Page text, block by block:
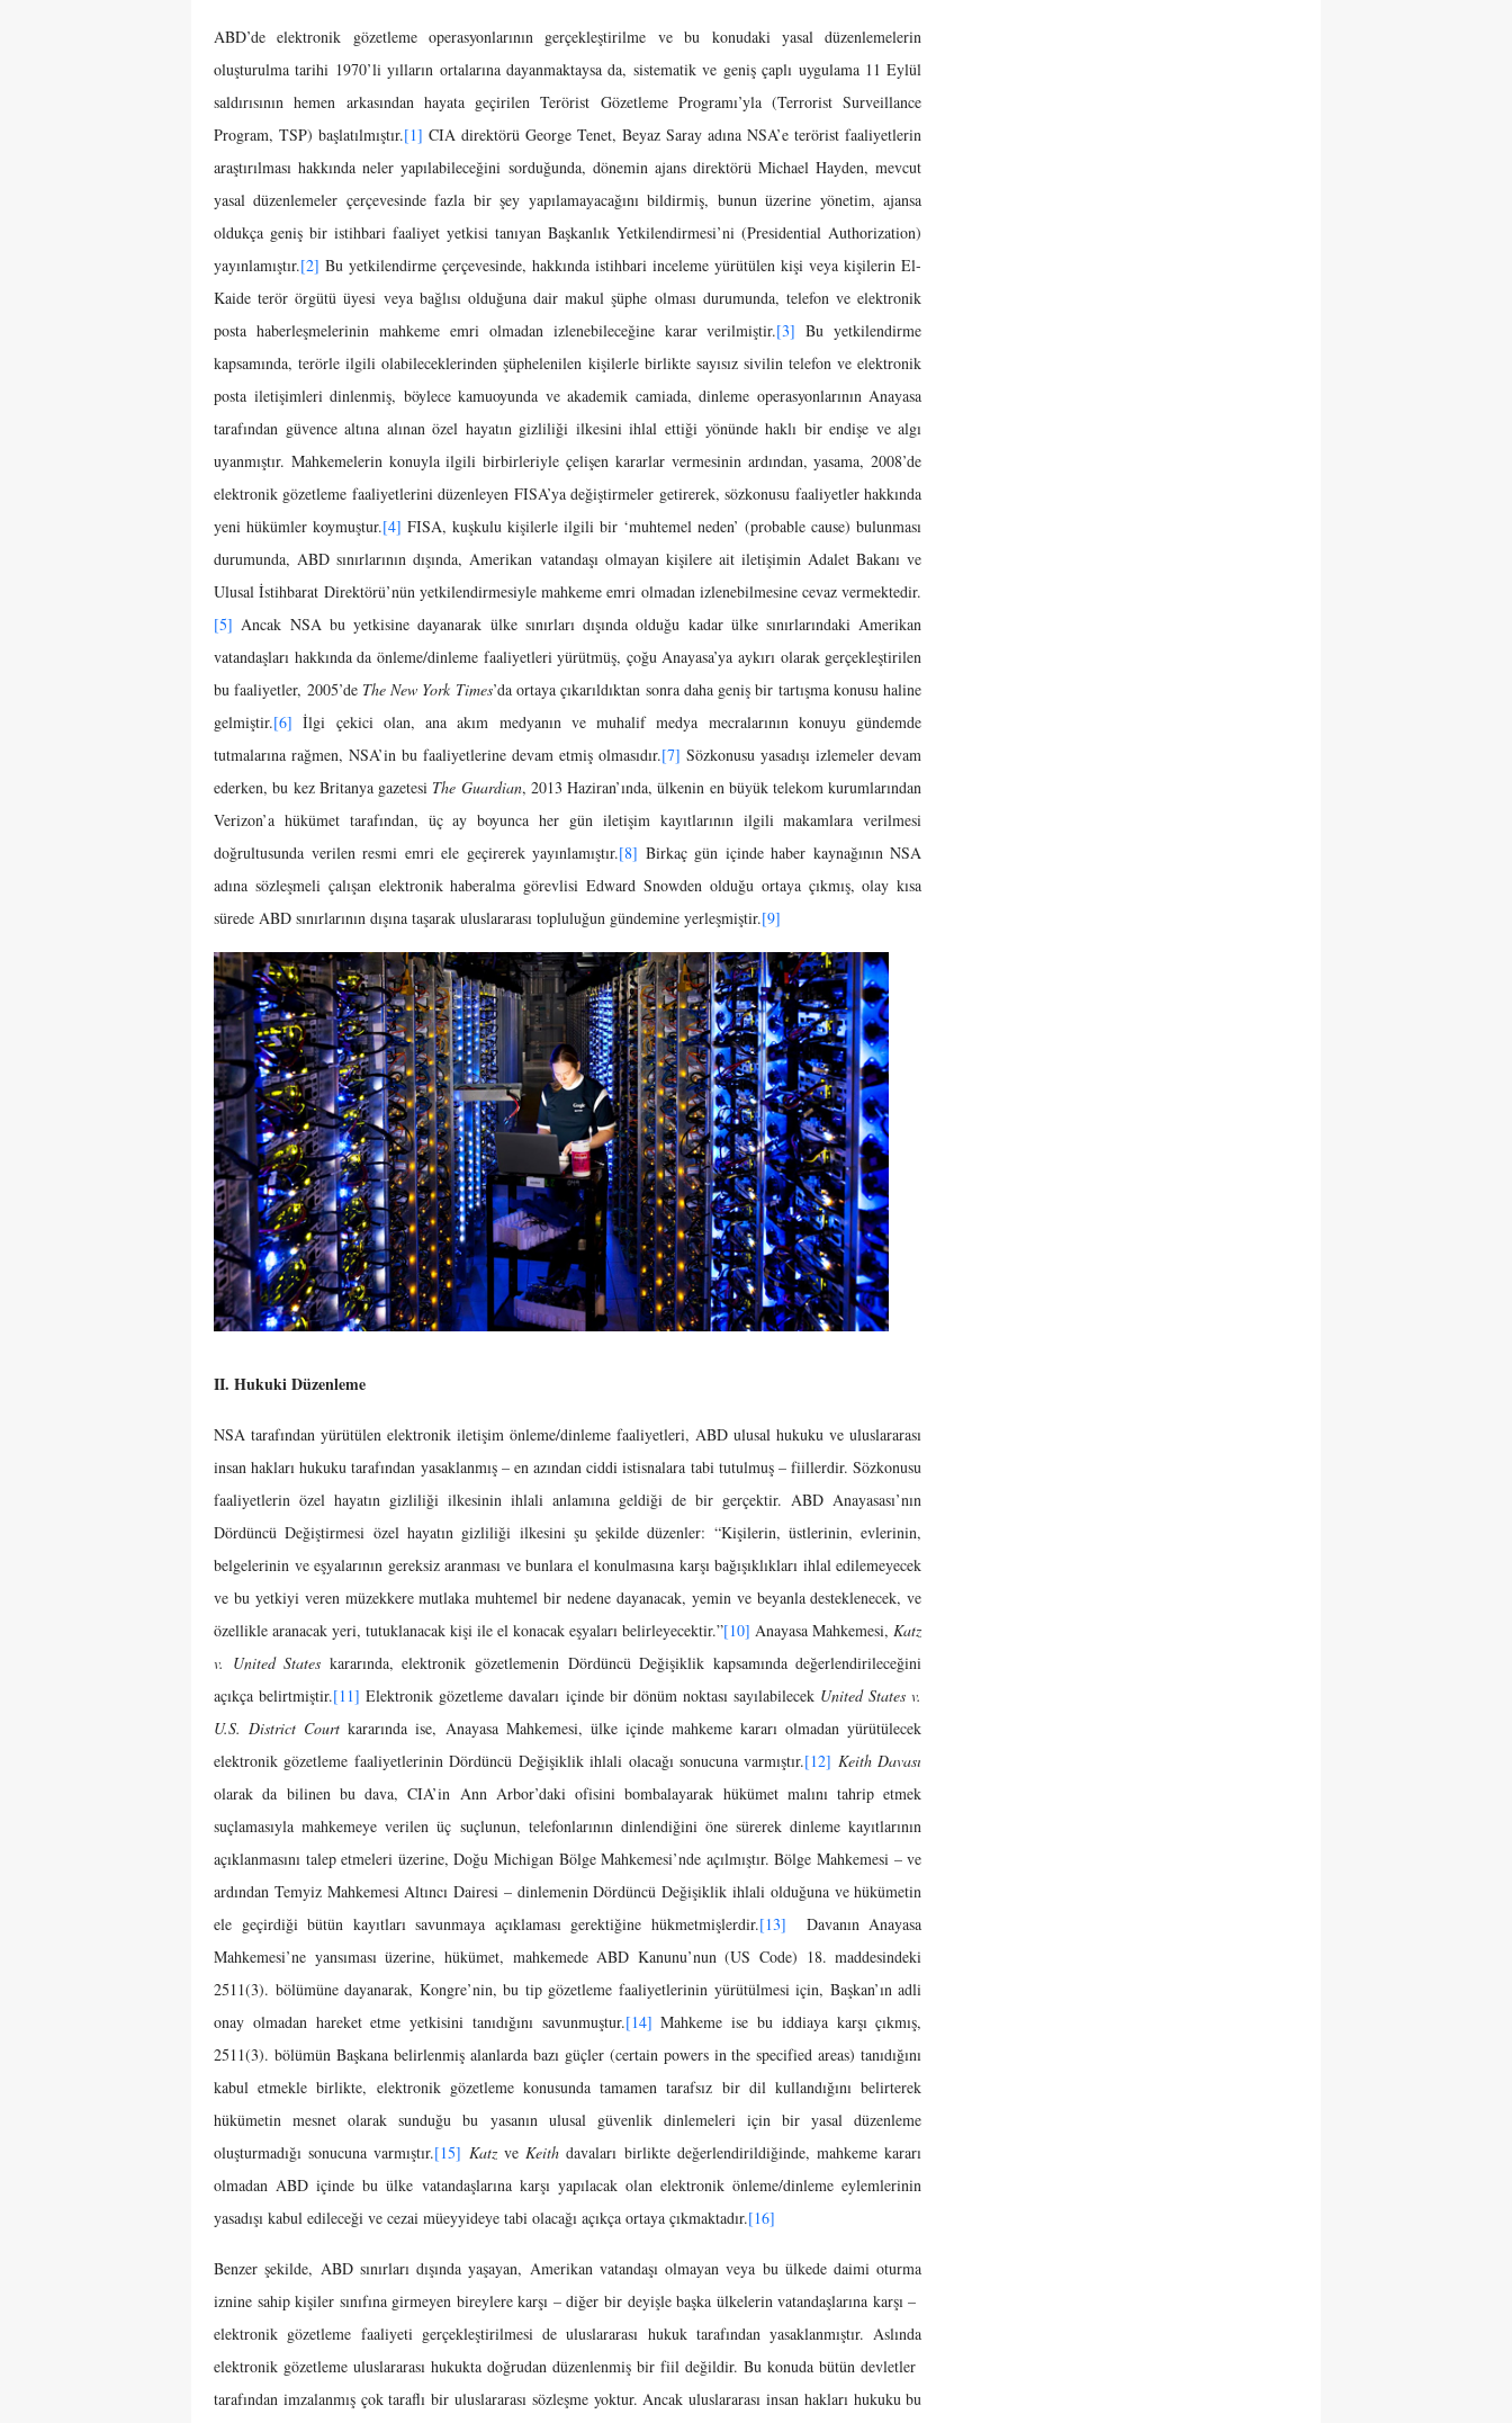
ABD’de elektronik gözetleme operasyonlarının gerçekleştirilme ve bu konudaki yasal düzenlemelerin
oluşturulma tarihi 1970’li yılların ortalarına dayanmaktaysa da, sistematik ve geniş çaplı uygulama 11 Eylül
saldırısının hemen arkasından hayata geçirilen Terörist Gözetleme Programı’yla (Terrorist Surveillance
Program, TSP) başlatılmıştır.[1] CIA direktörü George Tenet, Beyaz Saray adına NSA’e terörist faaliyetlerin
araştırılması hakkında neler yapılabileceğini sorduğunda, dönemin ajans direktörü Michael Hayden, mevcut
yasal düzenlemeler çerçevesinde fazla bir şey yapılamayacağını bildirmiş, bunun üzerine yönetim, ajansa
oldukça geniş bir istihbari faaliyet yetkisi tanıyan Başkanlık Yetkilendirmesi’ni (Presidential Authorization)
yayınlamıştır.[2] Bu yetkilendirme çerçevesinde, hakkında istihbari inceleme yürütülen kişi veya kişilerin El-
Kaide terör örgütü üyesi veya bağlısı olduğuna dair makul şüphe olması durumunda, telefon ve elektronik
posta haberleşmelerinin mahkeme emri olmadan izlenebileceğine karar verilmiştir.[3] Bu yetkilendirme
kapsamında, terörle ilgili olabileceklerinden şüphelenilen kişilerle birlikte sayısız sivilin telefon ve elektronik
posta iletişimleri dinlenmiş, böylece kamuoyunda ve akademik camiada, dinleme operasyonlarının Anayasa
tarafından güvence altına alınan özel hayatın gizliliği ilkesini ihlal ettiği yönünde haklı bir endişe ve algı
uyanmıştır. Mahkemelerin konuyla ilgili birbirleriyle çelişen kararlar vermesinin ardından, yasama, 2008’de
elektronik gözetleme faaliyetlerini düzenleyen FISA’ya değiştirmeler getirerek, sözkonusu faaliyetler hakkında
yeni hükümler koymuştur.[4] FISA, kuşkulu kişilerle ilgili bir ‘muhtemel neden’ (probable cause) bulunması
durumunda, ABD sınırlarının dışında, Amerikan vatandaşı olmayan kişilere ait iletişimin Adalet Bakanı ve
Ulusal İstihbarat Direktörü’nün yetkilendirmesiyle mahkeme emri olmadan izlenebilmesine cevaz vermektedir.
[5] Ancak NSA bu yetkisine dayanarak ülke sınırları dışında olduğu kadar ülke sınırlarındaki Amerikan
vatandaşları hakkında da önleme/dinleme faaliyetleri yürütmüş, çoğu Anayasa’ya aykırı olarak gerçekleştirilen
bu faaliyetler, 2005’de The New York Times’da ortaya çıkarıldıktan sonra daha geniş bir tartışma konusu haline
gelmiştir.[6] İlgi çekici olan, ana akım medyanın ve muhalif medya mecralarının konuyu gündemde
tutmalarına rağmen, NSA’in bu faaliyetlerine devam etmiş olmasıdır.[7] Sözkonusu yasadışı izlemeler devam
ederken, bu kez Britanya gazetesi The Guardian, 2013 Haziran’ında, ülkenin en büyük telekom kurumlarından
Verizon’a hükümet tarafından, üç ay boyunca her gün iletişim kayıtlarının ilgili makamlara verilmesi
doğrultusunda verilen resmi emri ele geçirerek yayınlamıştır.[8] Birkaç gün içinde haber kaynağının NSA
adına sözleşmeli çalışan elektronik haberalma görevlisi Edward Snowden olduğu ortaya çıkmış, olay kısa
sürede ABD sınırlarının dışına taşarak uluslararası topluluğun gündemine yerleşmiştir.[9]
II. Hukuki Düzenleme
NSA tarafından yürütülen elektronik iletişim önleme/dinleme faaliyetleri, ABD ulusal hukuku ve uluslararası
insan hakları hukuku tarafından yasaklanmış – en azından ciddi istisnalara tabi tutulmuş – fiillerdir. Sözkonusu
faaliyetlerin özel hayatın gizliliği ilkesinin ihlali anlamına geldiği de bir gerçektir. ABD Anayasası’nın
Dördüncü Değiştirmesi özel hayatın gizliliği ilkesini şu şekilde düzenler: “Kişilerin, üstlerinin, evlerinin,
belgelerinin ve eşyalarının gereksiz aranması ve bunlara el konulmasına karşı bağışıklıkları ihlal edilemeyecek
ve bu yetkiyi veren müzekkere mutlaka muhtemel bir nedene dayanacak, yemin ve beyanla desteklenecek, ve
özellikle aranacak yeri, tutuklanacak kişi ile el konacak eşyaları belirleyecektir.”[10] Anayasa Mahkemesi,Katz
v. United States kararında, elektronik gözetlemenin Dördüncü Değişiklik kapsamında değerlendirileceğini
açıkça belirtmiştir.[11] Elektronik gözetleme davaları içinde bir dönüm noktası sayılabilecek United States v.
U.S. District Court kararında ise, Anayasa Mahkemesi, ülke içinde mahkeme kararı olmadan yürütülecek
elektronik gözetleme faaliyetlerinin Dördüncü Değişiklik ihlali olacağı sonucuna varmıştır.[12] Keith Davası
olarak da bilinen bu dava, CIA’in Ann Arbor’daki ofisini bombalayarak hükümet malını tahrip etmek
suçlamasıyla mahkemeye verilen üç suçlunun, telefonlarının dinlendiğini öne sürerek dinleme kayıtlarının
açıklanmasını talep etmeleri üzerine, Doğu Michigan Bölge Mahkemesi’nde açılmıştır. Bölge Mahkemesi – ve
ardından Temyiz Mahkemesi Altıncı Dairesi – dinlemenin Dördüncü Değişiklik ihlali olduğuna ve hükümetin
ele geçirdiği bütün kayıtları savunmaya açıklaması gerektiğine hükmetmişlerdir.[13] Davanın Anayasa
Mahkemesi’ne yansıması üzerine, hükümet, mahkemede ABD Kanunu’nun (US Code) 18. maddesindeki
2511(3). bölümüne dayanarak, Kongre’nin, bu tip gözetleme faaliyetlerinin yürütülmesi için, Başkan’ın adli
onay olmadan hareket etme yetkisini tanıdığını savunmuştur.[14] Mahkeme ise bu iddiaya karşı çıkmış,
2511(3). bölümün Başkana belirlenmiş alanlarda bazı güçler (certain powers in the specified areas) tanıdığını
kabul etmekle birlikte, elektronik gözetleme konusunda tamamen tarafsız bir dil kullandığını belirterek
hükümetin mesnet olarak sunduğu bu yasanın ulusal güvenlik dinlemeleri için bir yasal düzenleme
oluşturmadığı sonucuna varmıştır.[15] KatzveKeith davaları birlikte değerlendirildiğinde, mahkeme kararı
olmadan ABD içinde bu ülke vatandaşlarına karşı yapılacak olan elektronik önleme/dinleme eylemlerinin
yasadışı kabul edileceği ve cezai müeyyideye tabi olacağı açıkça ortaya çıkmaktadır.[16]
Benzer şekilde, ABD sınırları dışında yaşayan, Amerikan vatandaşı olmayan veya bu ülkede daimi oturma
iznine sahip kişiler sınıfına girmeyen bireylere karşı – diğer bir deyişle başka ülkelerin vatandaşlarına karşı –
elektronik gözetleme faaliyeti gerçekleştirilmesi de uluslararası hukuk tarafından yasaklanmıştır. Aslında
elektronik gözetleme uluslararası hukukta doğrudan düzenlenmiş bir fiil değildir. Bu konuda bütün devletler
tarafından imzalanmış çok taraflı bir uluslararası sözleşme yoktur. Ancak uluslararası insan hakları hukuku bu